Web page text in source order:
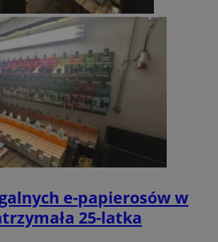
e-papierosów w
25-latka